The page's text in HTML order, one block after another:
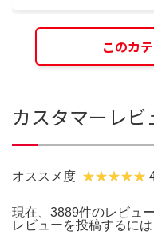
このカ
カスタマーレビ
オススメ度
現在、3889件のレビュ
レビューを投稿するには